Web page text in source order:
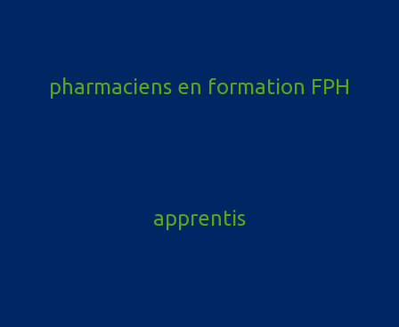
pharmaciens en formation FPH
apprentis